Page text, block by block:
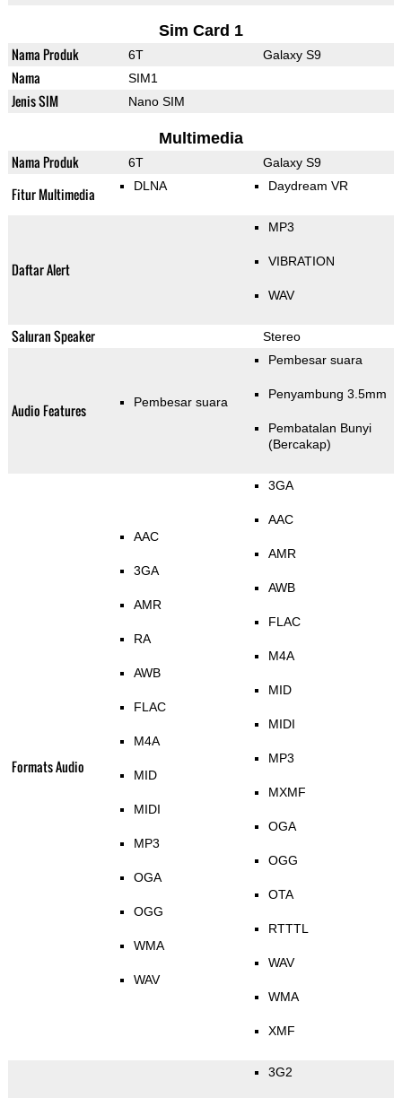
Sim Card 1
Nama Produk 6T Galaxy S9
Nama SIM1
Jenis SIM Nano SIM
Multimedia
Nama Produk 6T Galaxy S9
Fitur Multimedia DLNA Daydream VR
Daftar Alert
MP3
VIBRATION
WAV
Saluran Speaker Stereo
Audio Features Pembesar suara
Pembesar suara
Penyambung 3.5mm
Pembatalan Bunyi
(Bercakap)
Formats Audio
AAC
3GA
AMR
RA
AWB
FLAC
M4A
MID
MIDI
MP3
OGA
OGG
WMA
WAV
3GA
AAC
AMR
AWB
FLAC
M4A
MID
MIDI
MP3
MXMF
OGA
OGG
OTA
RTTTL
WAV
WMA
XMF
3G2